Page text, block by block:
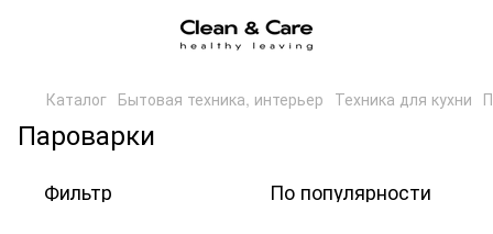
Каталог Бытовая техника, интерьер Техника для кухни
Пароварки
Фильтр По популярности